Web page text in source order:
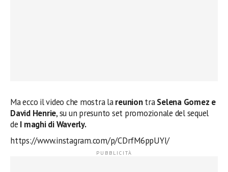
Ma ecco il video che mostra lareuniontraSelena Gomez e
David Henrie, su un presunto set promozionale del sequel
de I maghi di Waverly.
https://www.instagram.com/p/CDrfM6ppUYI/